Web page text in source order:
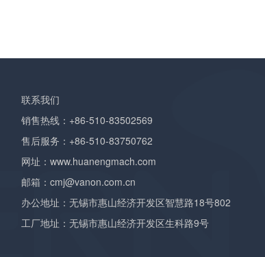
联系我们
销售热线：+86-510-83502569
售后服务：+86-510-83750762
网址：www.huanengmach.com
邮箱：cmj@vanon.com.cn
办公地址：无锡市惠山经济开发区智慧路18号802
工厂地址：无锡市惠山经济开发区生科路9号